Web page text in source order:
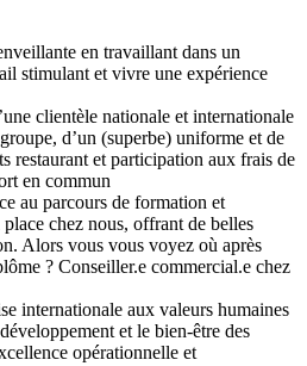
en travaillant dans un
stimulant et vivre une expérience
clientèle nationale et internationale
d’un (superbe) uniforme et de
restaurant et participation aux frais de
en commun
au parcours de formation et
place chez nous, offrant de belles
Alors vous vous voyez où après
? Conseiller.e commercial.e chez
internationale aux valeurs humaines
et le bien-être des
opérationnelle et